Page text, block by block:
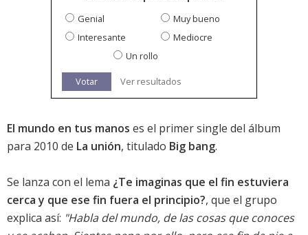
Genial
Muy bueno
Interesante
Mediocre
Un rollo
Votar Ver resultados
El mundo en tus manos es el primer single del álbum
para 2010 de La unión, titulado Big bang.
Se lanza con el lema ¿Te imaginas que el fin estuviera
cerca y que ese fin fuera el principio?, que el grupo
explica así: "Habla del mundo, de las cosas que conoces